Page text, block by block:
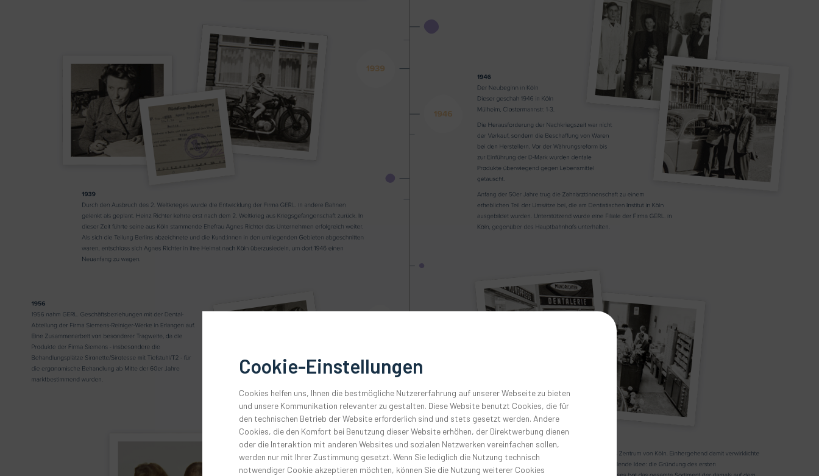
Cookie-Einstellungen
Cookies helfen uns, Ihnen die bestmögliche Nutzererfahrung auf unserer Webseite zu bieten
und unsere Kommunikation relevanter zu gestalten. Diese Website benutzt Cookies, die für
den technischen Betrieb der Website erforderlich sind und stets gesetzt werden. Andere
Cookies, die den Komfort bei Benutzung dieser Website erhöhen, der Direktwerbung dienen
oder die Interaktion mit anderen Websites und sozialen Netzwerken vereinfachen sollen,
werden nur mit Ihrer Zustimmung gesetzt. Wenn Sie lediglich die Nutzung technisch
notwendiger Cookie akzeptieren möchten, können Sie die Nutzung weiterer Cookies